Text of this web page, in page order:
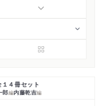
４冊セット
郎編内藤乾吉編